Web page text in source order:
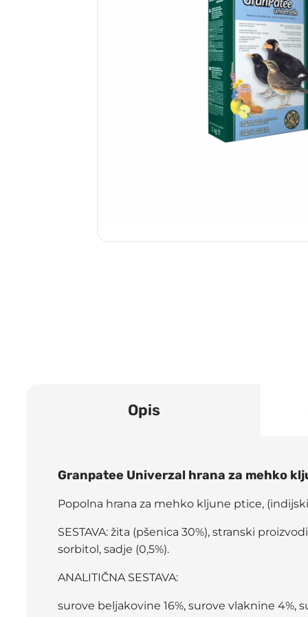
Opis
Granpatee Univerzal hrana za mehko
Popolna hrana za mehko kljune ptice,
SESTAVA: žita (pšenica 30%), stranski
sorbitol, sadje (0,5%).
ANALITIČNA SESTAVA:
surove beljakovine 16%, surove vlaknine 4%,